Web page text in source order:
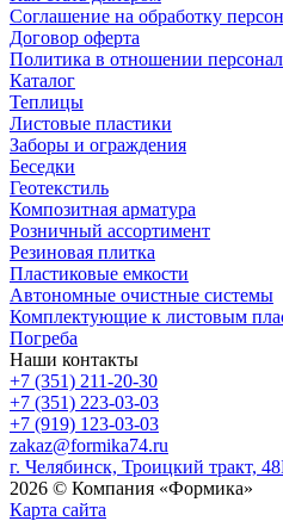
Соглашение на обработку
Договор оферта
Политика в отношении
Каталог
Теплицы
Листовые пластики
Заборы и ограждения
Беседки
Геотекстиль
Композитная арматура
Розничный ассортимент
Резиновая плитка
Пластиковые емкости
Автономные очистные системы
Комплектующие к листовым
Погреба
Наши контакты
+7 (351) 211-20-30
+7 (351) 223-03-03
+7 (919) 123-03-03
zakaz@formika74.ru
г. Челябинск, Троицкий тракт,
2026 © Компания «Формика»
Карта сайта